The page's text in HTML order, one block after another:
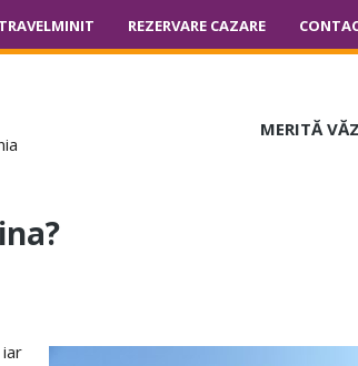
REZERVARE CAZARE
MERITĂ